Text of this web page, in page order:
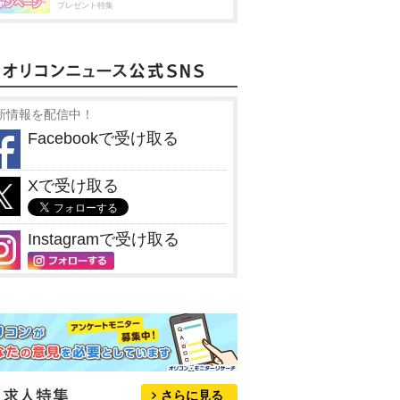
プレゼント特集
情報を配信中！
Facebookで受け取る
Xで受け取る
Instagramで受け取る
さらに見る